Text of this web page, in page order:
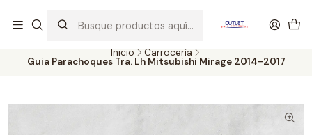
probados con altos estándares de calidad.
Inicio Carrocería
Guia Parachoques Tra. Lh Mitsubishi Mirage 2014-2017